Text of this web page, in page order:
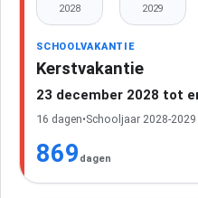
2028 2029
SCHOOLVAKANTIE
Kerstvakantie
23 december 2028 tot
16 dagen•Schooljaar 2028-2029
869 dagen